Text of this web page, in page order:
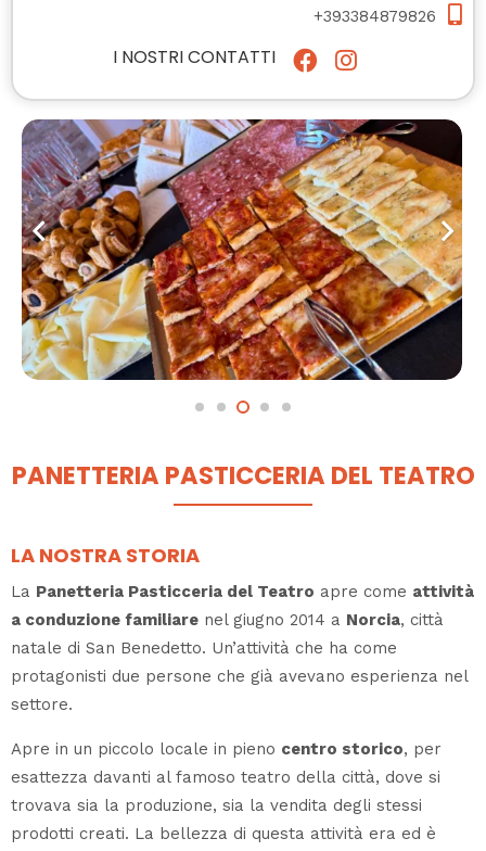
+393384879826
I NOSTRI CONTATTI
PANETTERIA PASTICCERIA DEL TEATRO
LA NOSTRA STORIA
La Panetteria Pasticceria del Teatro apre come attività
a conduzione familiare nel giugno 2014 a Norcia, città
natale di San Benedetto. Un’attività che ha come
protagonisti due persone che già avevano esperienza nel
settore.
Apre in un piccolo locale in pieno centro storico, per
esattezza davanti al famoso teatro della città, dove si
trovava sia la produzione, sia la vendita degli stessi
prodotti creati. La bellezza di questa attività era ed è